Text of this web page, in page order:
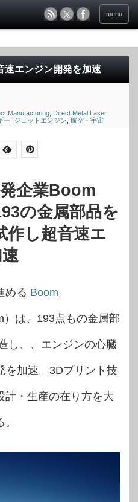
menu
速エンジン開発を加速
Manufacturing Direct Metal Laser
ー ジェットエンジン 航空・宇宙
企業Boom
の金属部品を
作し超音速エ
める Boom
）は、193点もの金属部
し、、エンジンの心臓
を加速。3Dプリント技
計・生産の在り方を大